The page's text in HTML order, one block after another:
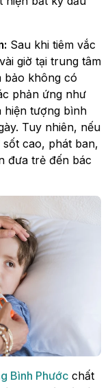
Sau khi tiêm vắc
giờ tại trung tâm
bảo không có
phản ứng như
hiện tượng bình
Tuy nhiên, nếu
cao, phát ban,
đưa trẻ đến bác
Bình Phước chất